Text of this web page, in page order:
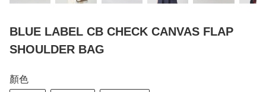
BLUE LABEL CB CHECK CANVAS FLAP
SHOULDER BAG
顏色